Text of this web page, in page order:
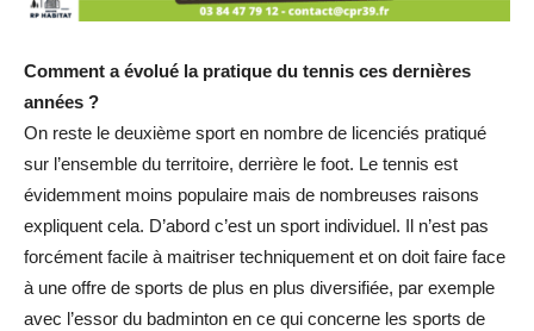
Comment a évolué la pratique du tennis ces dernières
années ?
On reste le deuxième sport en nombre de licenciés pratiqué
sur l’ensemble du territoire, derrière le foot. Le tennis est
évidemment moins populaire mais de nombreuses raisons
expliquent cela. D’abord c’est un sport individuel. Il n’est pas
forcément facile à maitriser techniquement et on doit faire face
à une offre de sports de plus en plus diversifiée, par exemple
avec l’essor du badminton en ce qui concerne les sports de